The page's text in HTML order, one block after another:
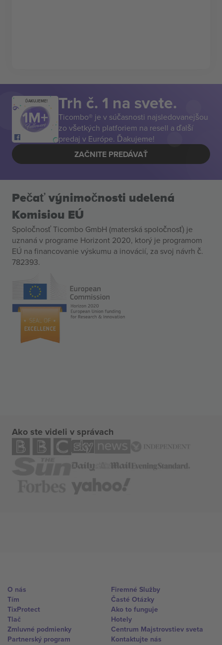
ĎAKUJEME! Trh č. 1 na svete.
Ticombo® je v súčasnosti najsledovanejšou
zo všetkých platforiem na resell a ďalší
predaj v Európe. Ďakujeme!
ZAČNITE PREDÁVAŤ
Pečať výnimočnosti udelená
Komisiou EÚ
Spoločnosť Ticombo GmbH (materská spoločnosť) je
uznaná v programe Horizont 2020, ktorý je programom
EÚ na financovanie výskumu a inovácií, za svoj návrh č.
782393.
Ako ste videli v správach
O nás
Tím
TixProtect
Tlač
Zmluvné podmienky
Partnerský program
Firemné Služby
Časté Otázky
Ako to funguje
Hotely
Centrum Majstrovstiev sveta
Kontaktujte nás